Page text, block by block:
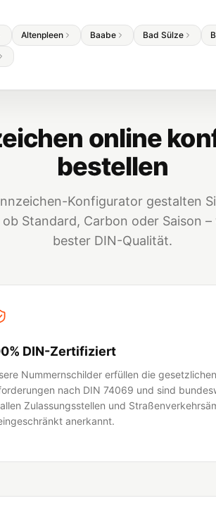
Altenpleen Baabe Bad Sülze
online
bestellen
Konfigurator gestalten
Standard, Carbon oder Saison
bester DIN-Qualität.
DIN-Zertifiziert
Nummernschilder erfüllen die gesetzlichen
nach DIN 74069 und sind
Zulassungsstellen und
anerkannt.